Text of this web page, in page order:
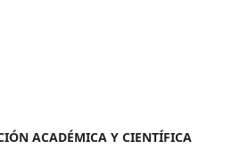
ACADÉMICA Y CIENTÍFICA